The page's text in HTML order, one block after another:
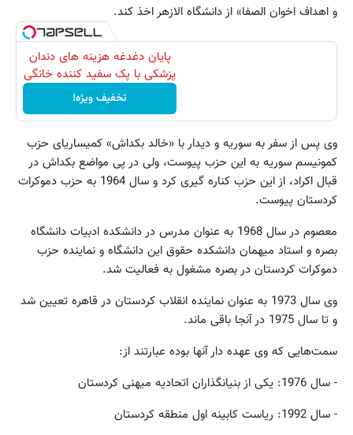
و اهداف اخوان الصفا» از دانشگاه الازهر اخذ کند.
پایان دغدغه هزینه های دندان
پزشکی با پک سفید کننده خانگی
تخفیف ویژه!
وی پس از سفر به سوریه و دیدار با «خالد بکداش» کمیساریای حزب
کمونیسم سوریه به این حزب پیوست، ولی در پی مواضع بکداش در
قبال اکراد، از این حزب کناره گیری کرد و سال 1964 به حزب دموکرات
کردستان پیوست.
معصوم در سال 1968 به عنوان مدرس در دانشکده ادبیات دانشگاه
بصره و استاد میهمان دانشکده حقوق این دانشگاه و نماینده حزب
دموکرات کردستان در بصره مشغول به فعالیت شد.
وی سال 1973 به عنوان نماینده انقلاب کردستان در قاهره تعیین شد
و تا سال 1975 در آنجا باقی ماند.
سمت‌هایی که وی عهده دار آنها بوده عبارتند از:
- سال 1976: یکی از بنیانگذاران اتحادیه میهنی کردستان
- سال 1992: ریاست کابینه اول منطقه کردستان